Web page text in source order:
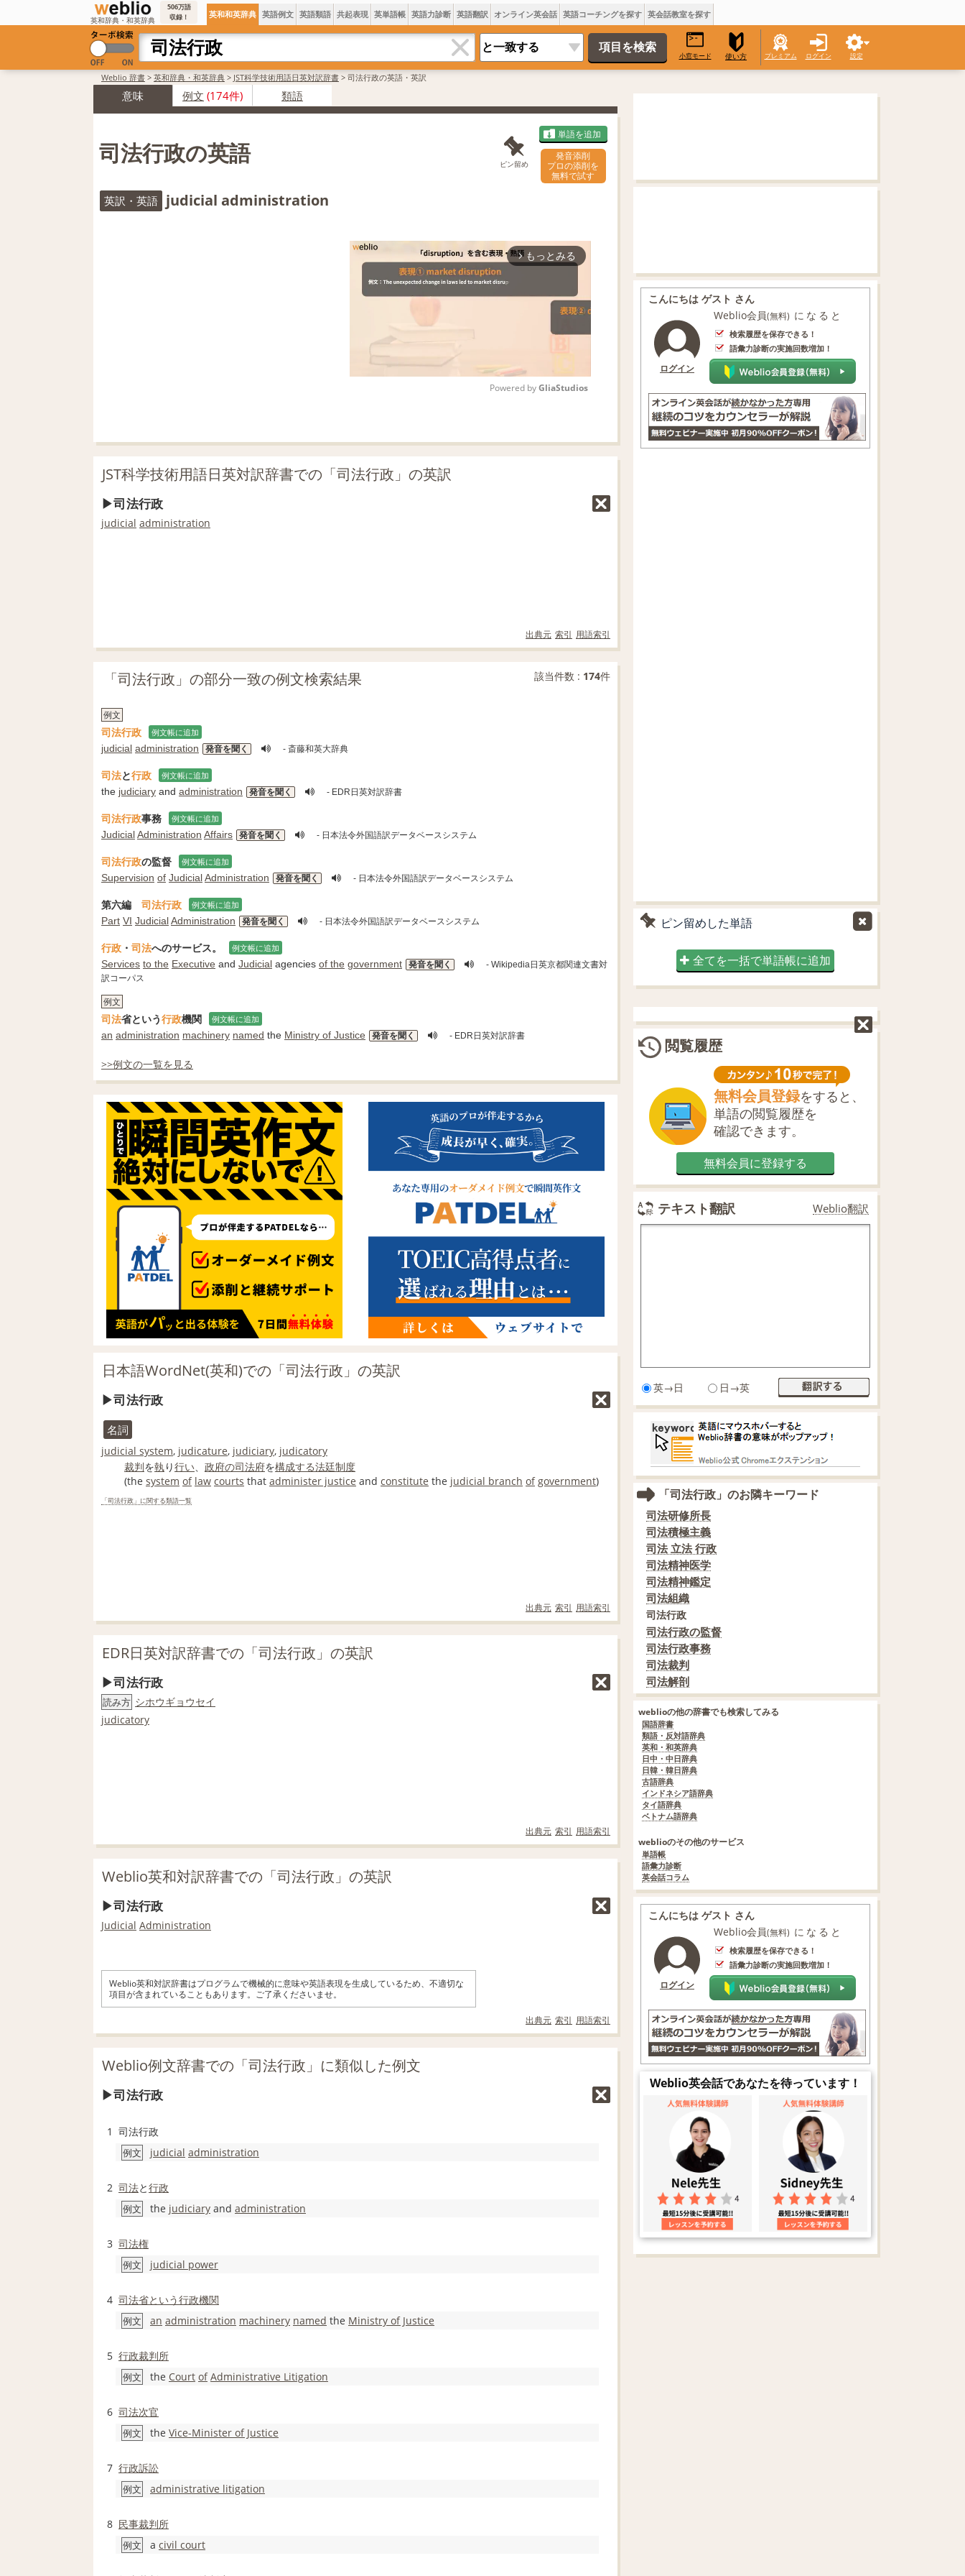
英和辞典・和英辞典
506万語
収録！
英和和英辞典 英語例文 英語類語 共起表現 英単語帳 英語力診断 英語翻訳 オンライン英会話 英語コーチングを探す 英会話教室を探す
小窓モード 使い方 プレミアム ログイン 設定
Weblio 辞書 > 英和辞典・和英辞典 > JST科学技術用語日英対訳辞書 > 司法行政の英語・英訳
意味 例文 (174件) 類語
司法行政の英語 ピン留め
単語を追加
発音添削
プロの添削を
無料で試す
英訳・英語 judicial administration
arrow_forward_ios もっとみる
Powered by GliaStudios
JST科学技術用語日英対訳辞書での「司法行政」の英訳
司法行政
judicial administration
出典元 索引 用語索引
「司法行政」の部分一致の例文検索結果 該当件数 : 174件
例文
司法行政 例文帳に追加
judicial administration 発音を聞く - 斎藤和英大辞典
司法と行政 例文帳に追加
the judiciary and administration 発音を聞く - EDR日英対訳辞書
司法行政事務 例文帳に追加
JudicialAdministration Affairs 発音を聞く - 日本法令外国語訳データベースシステム
司法行政の監督 例文帳に追加
Supervision of JudicialAdministration 発音を聞く - 日本法令外国語訳データベースシステム
第六編 司法行政 例文帳に追加
Part VI JudicialAdministration 発音を聞く - 日本法令外国語訳データベースシステム
行政 ・ 司法へのサービス。 例文帳に追加
Services to the Executive and Judicial agencies of the government 発音を聞く
- Wikipedia日英京都関連文書対
訳コーパス
例文
司法省という行政機関 例文帳に追加
an administration machinery named the Ministry of Justice 発音を聞く - EDR日英対訳辞書
>>例文の一覧を見る
日本語WordNet(英和)での「司法行政」の英訳
司法行政
名詞
judicial system, judicature, judiciary, judicatory
裁判を執り行い 政府の司法府を構成する法廷制度
(the system of law courts that administer justice and constitute the judicial branch of government)
「司法行政」に関する類語一覧
出典元 索引 用語索引
EDR日英対訳辞書での「司法行政」の英訳
司法行政
読み方 シホウギョウセイ
judicatory
出典元 索引 用語索引
Weblio英和対訳辞書での「司法行政」の英訳
司法行政
Judicial Administration
Weblio英和対訳辞書はプログラムで機械的に意味や英語表現を生成しているため、不適切な
項目が含まれていることもあります。ご了承くださいませ。
出典元 索引 用語索引
Weblio例文辞書での「司法行政」に類似した例文
司法行政
1 司法行政
例文 judicial administration
2 司法と行政
例文 the judiciary and administration
3 司法権
例文 judicial power
4 司法省という行政機関
例文 an administration machinery named the Ministry of Justice
5 行政裁判所
例文 the Court of Administrative Litigation
6 司法次官
例文 the Vice-Minister of Justice
7 行政訴訟
例文 administrative litigation
8 民事裁判所
例文 a civil court
こんにちは ゲスト さん
ログイン
Weblio会員(無料) になると
検索履歴を保存できる！
語彙力診断の実施回数増加！
ピン留めした単語
全てを一括で単語帳に追加
閲覧履歴
無料会員登録をすると、
単語の閲覧履歴を
確認できます。
無料会員に登録する
テキスト翻訳 Weblio翻訳
英→日 日→英
「司法行政」のお隣キーワード
司法研修所長
司法積極主義
司法 立法 行政
司法精神医学
司法精神鑑定
司法組織
司法行政
司法行政の監督
司法行政事務
司法裁判
司法解剖
weblioの他の辞書でも検索してみる
国語辞書
類語・反対語辞典
英和・和英辞典
日中・中日辞典
日韓・韓日辞典
古語辞典
インドネシア語辞典
タイ語辞典
ベトナム語辞典
weblioのその他のサービス
単語帳
語彙力診断
英会話コラム
こんにちは ゲスト さん
ログイン
Weblio会員(無料) になると
検索履歴を保存できる！
語彙力診断の実施回数増加！
Weblio英会話であなたを待っています！